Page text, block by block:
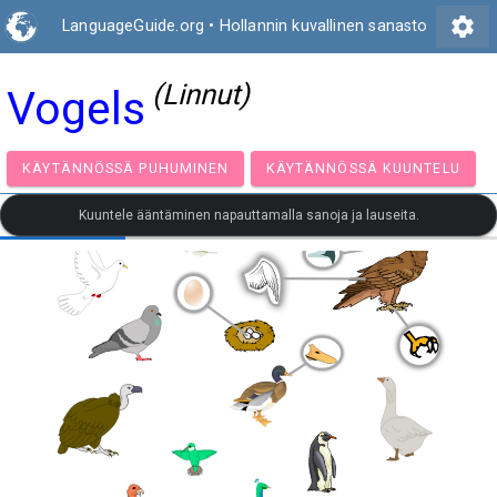
LanguageGuide.org • Hollannin kuvallinen sanasto settings
Vogels (Linnut)
KÄYTÄNNÖSSÄ PUHUMINEN KÄYTÄNNÖSSÄ
Kuuntele ääntäminen napauttamalla sanoja ja lauseita.